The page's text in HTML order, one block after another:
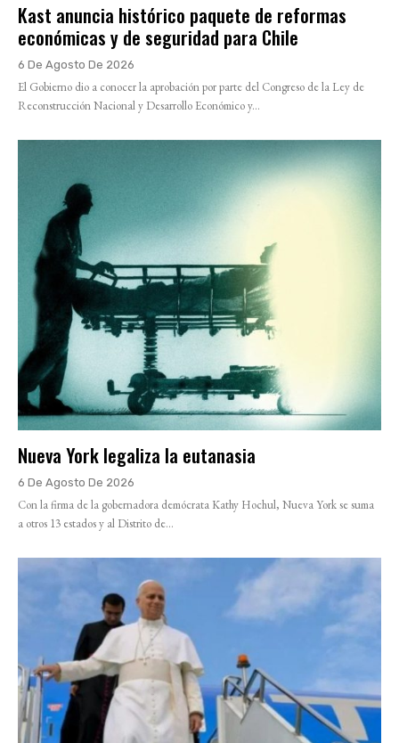
Kast anuncia histórico paquete de reformas
económicas y de seguridad para Chile
6 De Agosto De 2026
El Gobierno dio a conocer la aprobación por parte del Congreso de la Ley de
Reconstrucción Nacional y Desarrollo Económico y...
Nueva York legaliza la eutanasia
6 De Agosto De 2026
Con la firma de la gobernadora demócrata Kathy Hochul, Nueva York se suma
a otros 13 estados y al Distrito de...